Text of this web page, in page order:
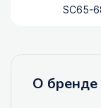
SC65-
О бренде